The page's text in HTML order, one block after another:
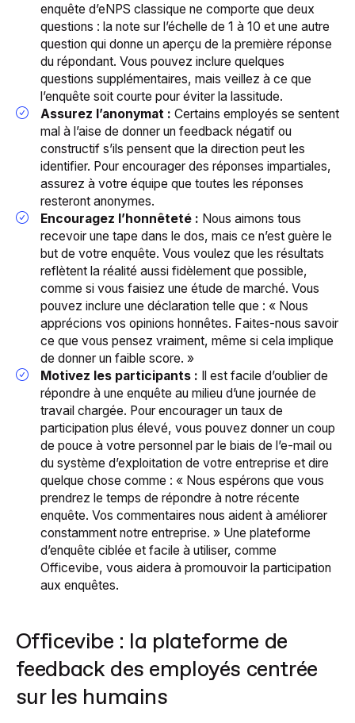
enquête d’eNPS classique ne comporte que deux
questions : la note sur l’échelle de 1 à 10 et une autre
question qui donne un aperçu de la première réponse
du répondant. Vous pouvez inclure quelques
questions supplémentaires, mais veillez à ce que
l’enquête soit courte pour éviter la lassitude.
Assurez l’anonymat : Certains employés se sentent
mal à l’aise de donner un feedback négatif ou
constructif s’ils pensent que la direction peut les
identifier. Pour encourager des réponses impartiales,
assurez à votre équipe que toutes les réponses
resteront anonymes.
Encouragez l’honnêteté : Nous aimons tous
recevoir une tape dans le dos, mais ce n’est guère le
but de votre enquête. Vous voulez que les résultats
reflètent la réalité aussi fidèlement que possible,
comme si vous faisiez une étude de marché. Vous
pouvez inclure une déclaration telle que : « Nous
apprécions vos opinions honnêtes. Faites-nous savoir
ce que vous pensez vraiment, même si cela implique
de donner un faible score. »
Motivez les participants : Il est facile d’oublier de
répondre à une enquête au milieu d’une journée de
travail chargée. Pour encourager un taux de
participation plus élevé, vous pouvez donner un coup
de pouce à votre personnel par le biais de l’e-mail ou
du système d’exploitation de votre entreprise et dire
quelque chose comme : « Nous espérons que vous
prendrez le temps de répondre à notre récente
enquête. Vos commentaires nous aident à améliorer
constamment notre entreprise. » Une plateforme
d’enquête ciblée et facile à utiliser, comme
Officevibe, vous aidera à promouvoir la participation
aux enquêtes.
Officevibe : la plateforme de
feedback des employés centrée
sur les humains